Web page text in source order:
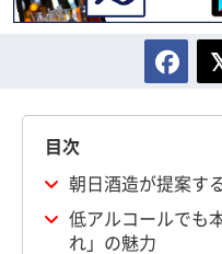
目次
朝日酒造が提案す
低アルコールでも
れ」の魅力